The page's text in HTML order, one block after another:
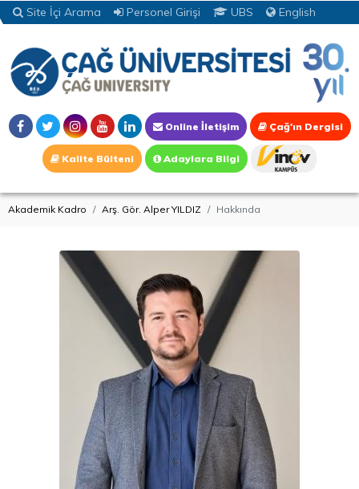
Site İçi Arama Personel Girişi UBS English
Online İletişim Çağ'ın Dergisi
Kalite Bülteni Adaylara Bilgi
Akademik Kadro Arş. Gör. Alper YILDIZ Hakkında